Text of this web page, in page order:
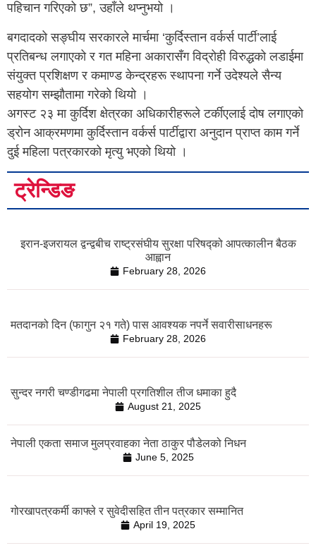
ट्रेन्डिङ
इरान-इजरायल द्वन्द्वबीच राष्ट्रसंघीय सुरक्षा परिषद्को आपत्कालीन बैठक
आह्वान
February 28, 2026
मतदानको दिन (फागुन २१ गते) पास आवश्यक नपर्ने सवारीसाधनहरू
February 28, 2026
सुन्दर नगरी चण्डीगढमा नेपाली प्रगतिशील तीज धमाका हुदै
August 21, 2025
नेपाली एकता समाज मुलप्रवाहका नेता ठाकुर पौडेलको निधन
June 5, 2025
गोरखापत्रकर्मी काफ्ले र सुवेदीसहित तीन पत्रकार सम्मानित
April 19, 2025
पहिचान गरिएको छ”, उहाँले थप्नुभयो ।
बगदादको सङ्घीय सरकारले मार्चमा ‘कुर्दिस्तान वर्कर्स पार्टी’लाई
प्रतिबन्ध लगाएको र गत महिना अकारासँग विद्रोही विरुद्धको लडाईमा
संयुक्त प्रशिक्षण र कमाण्ड केन्द्रहरू स्थापना गर्ने उदेश्यले सैन्य
सहयोग सम्झौतामा गरेको थियो ।
अगस्ट २३ मा कुर्दिश क्षेत्रका अधिकारीहरूले टर्कीएलाई दोष लगाएको
ड्रोन आक्रमणमा कुर्दिस्तान वर्कर्स पार्टीद्वारा अनुदान प्राप्त काम गर्ने
दुई महिला पत्रकारको मृत्यु भएको थियो ।